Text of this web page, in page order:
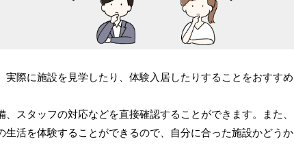
際に施設を見学したり、体験入居したりすることをおすすめ
スタッフの対応などを直接確認することができます。また、
活を体験することができるので、自分に合った施設かどうか